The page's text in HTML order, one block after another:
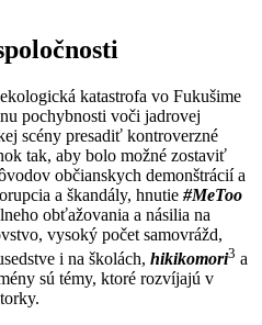
katastrofa vo Fukušime
pochybnosti voči jadrovej
scény presadiť kontroverzné
tak, aby bolo možné zostaviť
občianskych demonštrácií a
a škandály, hnutie #MeToo
obťažovania a násilia na
vysoký počet samovrážd,
i na školách, hikikomori3 a
sú témy, ktoré rozvíjajú v